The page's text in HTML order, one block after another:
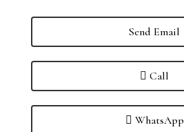
Send Email
Call
WhatsApp